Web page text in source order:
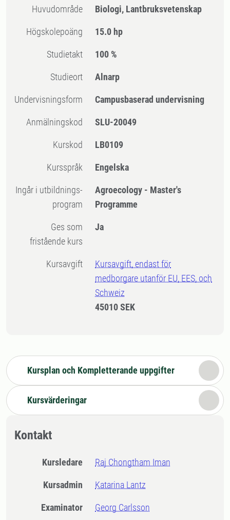
Huvudområde Biologi, Lantbruksvetenskap
högskolepoäng 15.0 hp
Studietakt 100 %
Studieort Alnarp
Undervisningsform Campusbaserad undervisning
Anmälningskod SLU-20049
Kurskod LB0109
Kursspråk Engelska
Ingår i utbildnings-
program
Agroecology - Master's
Programme
Ges som
fristående kurs
Ja
Kursavgift
Kursavgift, endast för
medborgare utanför EU, EES, och
Schweiz
45010 SEK
Kursplan och Kompletterande uppgifter
Kursvärderingar
Kontakt
Kursledare Raj Chongtham Iman
Kursadmin Katarina Lantz
Examinator Georg Carlsson